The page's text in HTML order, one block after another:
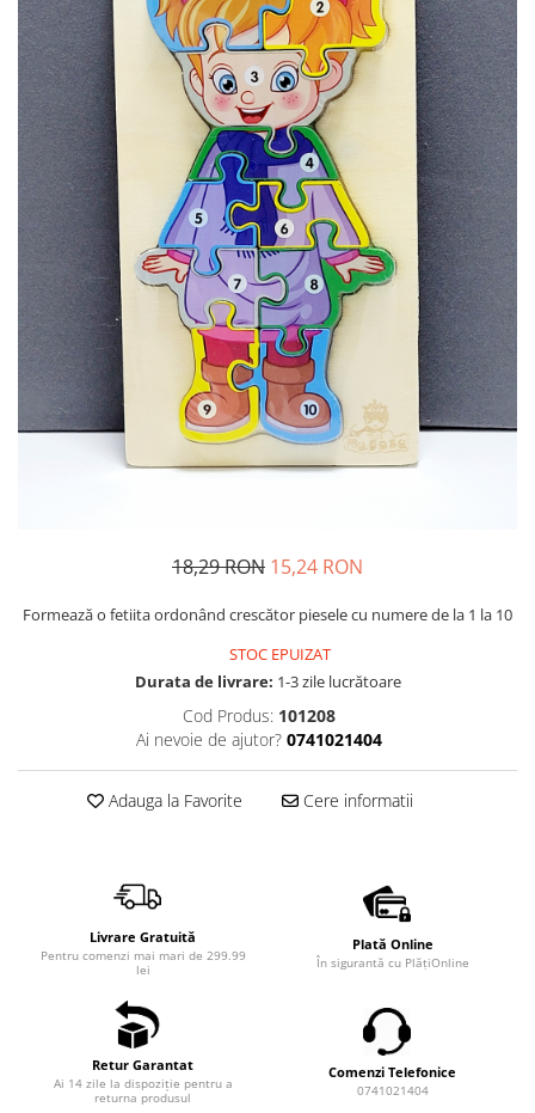
Usborne
18,29 RON 15,24 RON
Formează o fetiita ordonând crescător piesele cu numere de la 1 la 10
STOC EPUIZAT
Durata de livrare: 1-3 zile lucrătoare
Cod Produs: 101208
Ai nevoie de ajutor? 0741021404
Adauga la Favorite Cere informatii
Livrare Gratuită
Pentru comenzi mai mari de 299.99
lei
Plată Online
În sigurantă cu PlățiOnline
Retur Garantat
Ai 14 zile la dispoziție pentru a
returna produsul
Comenzi Telefonice
0741021404